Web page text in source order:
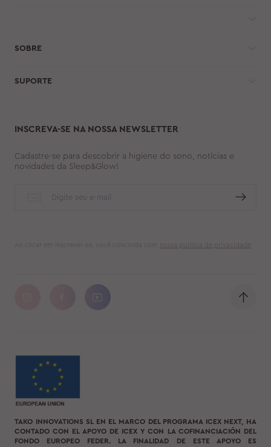
SOBRE
SUPORTE
INSCREVA-SE NA NOSSA NEWSLETTER
Cadastre-se para descobrir a higiene do sono, notícias e
novidades da Sleep&Glow!
Ao clicar em Inscrever-se, você concorda com nossa política de privacidade
TAKO INNOVATIONS SL EN EL MARCO DEL PROGRAMA ICEX NEXT, HA
CONTADO CON EL APOYO DE ICEX Y CON LA COFINANCIACIÓN DEL
FONDO EUROPEO FEDER. LA FINALIDAD DE ESTE APOYO ES